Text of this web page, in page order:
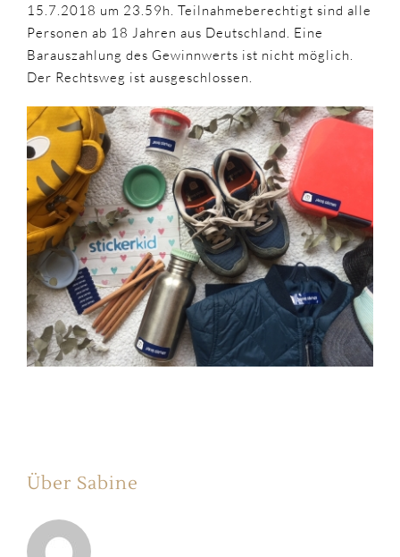
15.7.2018 um 23.59h. Teilnahmeberechtigt sind alle
Personen ab 18 Jahren aus Deutschland. Eine
Barauszahlung des Gewinnwerts ist nicht möglich.
Der Rechtsweg ist ausgeschlossen.
Über Sabine